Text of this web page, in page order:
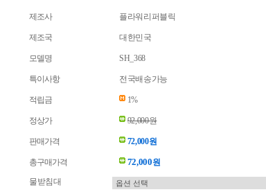
제조사 플라워리퍼블릭
제조국 대한민국
모델명 SH_368
특이사항 전국배송가능
적립금 1%
정상가 92,000원
판매가격 72,000원
총구매가격 72,000원
물받침대